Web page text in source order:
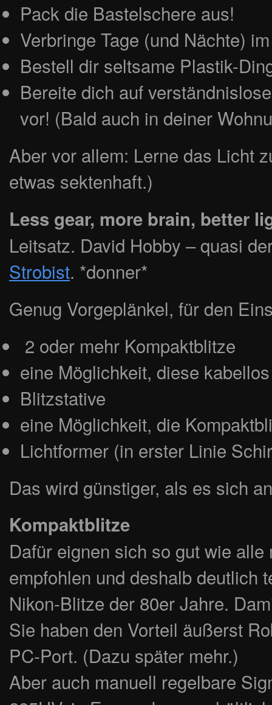
Pack die Bastelschere aus!
Verbringe Tage (und Nächte)
Bestell dir seltsame Plastik-
Bereite dich auf
vor! (Bald auch in deiner
Aber vor allem: Lerne das Licht
etwas sektenhaft.)
Less gear, more brain, better
Leitsatz. David Hobby – quasi
Strobist. *donner*
Genug Vorgeplänkel, für den
2 oder mehr Kompaktblitze
eine Möglichkeit, diese
Blitzstative
eine Möglichkeit, die
Lichtformer (in erster Linie
Das wird günstiger, als es sich
Kompaktblitze
Dafür eignen sich so gut wie
empfohlen und deshalb deutlich
Nikon-Blitze der 80er Jahre.
Sie haben den Vorteil äußerst
PC-Port. (Dazu später mehr.)
Aber auch manuell regelbare